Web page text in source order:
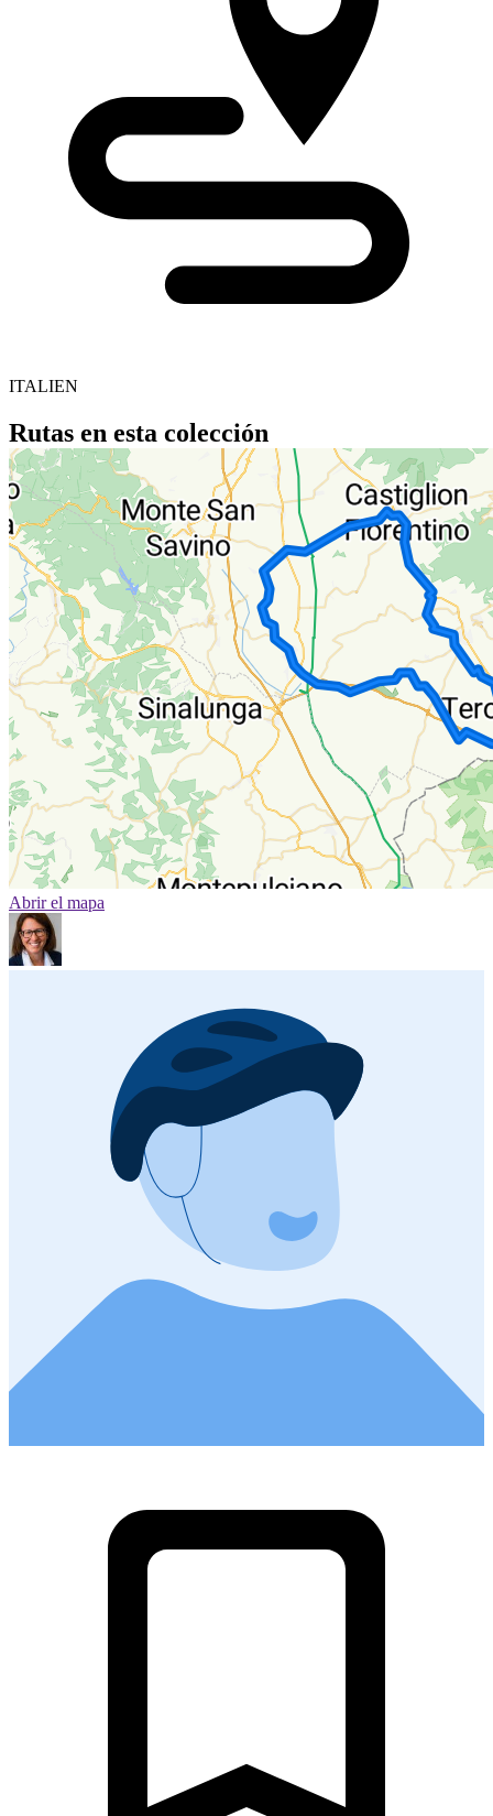
ITALIEN
Rutas en esta colección
Abrir el mapa